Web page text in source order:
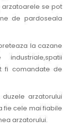
se pot
de pardoseala
la cazane
fi comandate de
arzatorului
fie cele mai fiabile
arzatorului.